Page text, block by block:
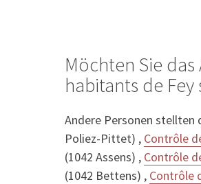
Möchten Sie
habitants de Fey
Andere Personen stellten
Poliez-Pittet) , Contrôle
(1042 Assens) , Contrôle
(1042 Bettens) , Contrôle